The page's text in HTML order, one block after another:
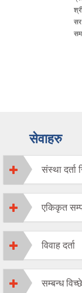
सेवाहरु
संस्था दर्ता
एकिकृत
विवाह दर्ता
सम्बन्ध